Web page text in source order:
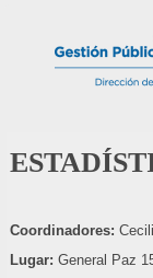
Coordinadores:
Lugar: General Paz